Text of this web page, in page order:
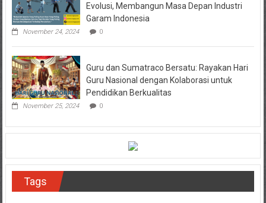
Evolusi, Membangun Masa Depan Industri
Garam Indonesia
November 24, 2024 0
Guru dan Sumatraco Bersatu: Rayakan Hari
Guru Nasional dengan Kolaborasi untuk
Pendidikan Berkualitas
November 25, 2024 0
Tags